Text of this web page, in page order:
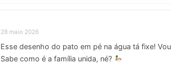
28 maio 2026
Esse desenho do pato em pé na água tá fixe!
Sabe como é a família unida, né?